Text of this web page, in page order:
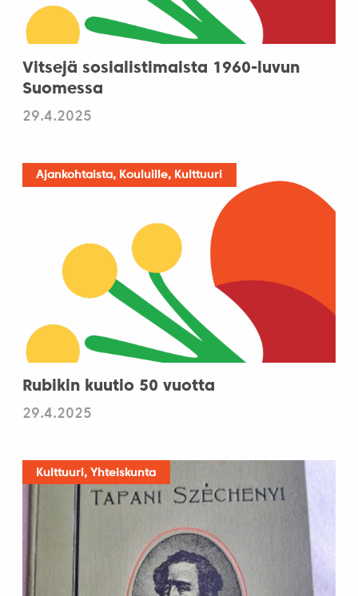
Vitsejä sosialistimaista 1960-luvun
Suomessa
29.4.2025
Ajankohtaista, Kouluille, Kulttuuri
Rubikin kuutio 50 vuotta
29.4.2025
Kulttuuri, Yhteiskunta